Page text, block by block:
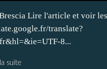
Lire l'article et voir
translate?
8...
suite